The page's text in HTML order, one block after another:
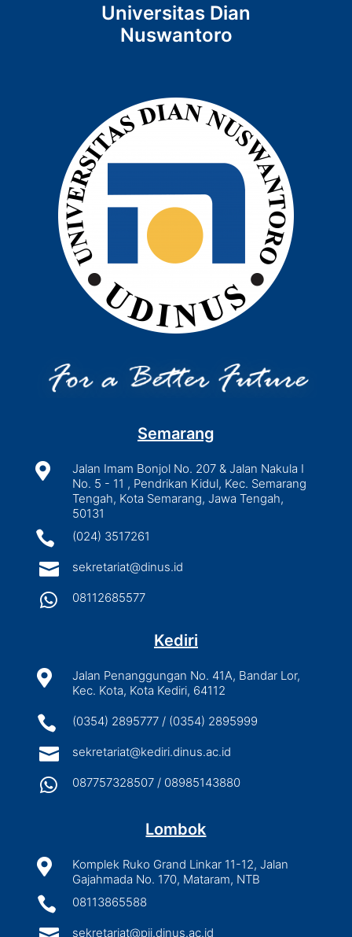
Universitas Dian
Nuswantoro
Semarang

Jalan Imam Bonjol No. 207 & Jalan Nakula I
No. 5 - 11 , Pendrikan Kidul, Kec. Semarang
Tengah, Kota Semarang, Jawa Tengah,
50131
 (024) 3517261
 sekretariat@dinus.id
 08112685577
Kediri

Jalan Penanggungan No. 41A, Bandar Lor,
Kec. Kota, Kota Kediri, 64112
 (0354) 2895777 / (0354) 2895999
 sekretariat@kediri.dinus.ac.id
 087757328507 / 08985143880
Lombok

Komplek Ruko Grand Linkar 11-12, Jalan
Gajahmada No. 170, Mataram, NTB
 08113865588
sekretariat@pjj.dinus.ac.id